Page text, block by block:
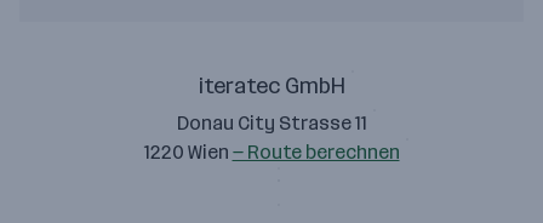
iteratec GmbH
Donau City Strasse 11
1220 Wien — Route berechnen